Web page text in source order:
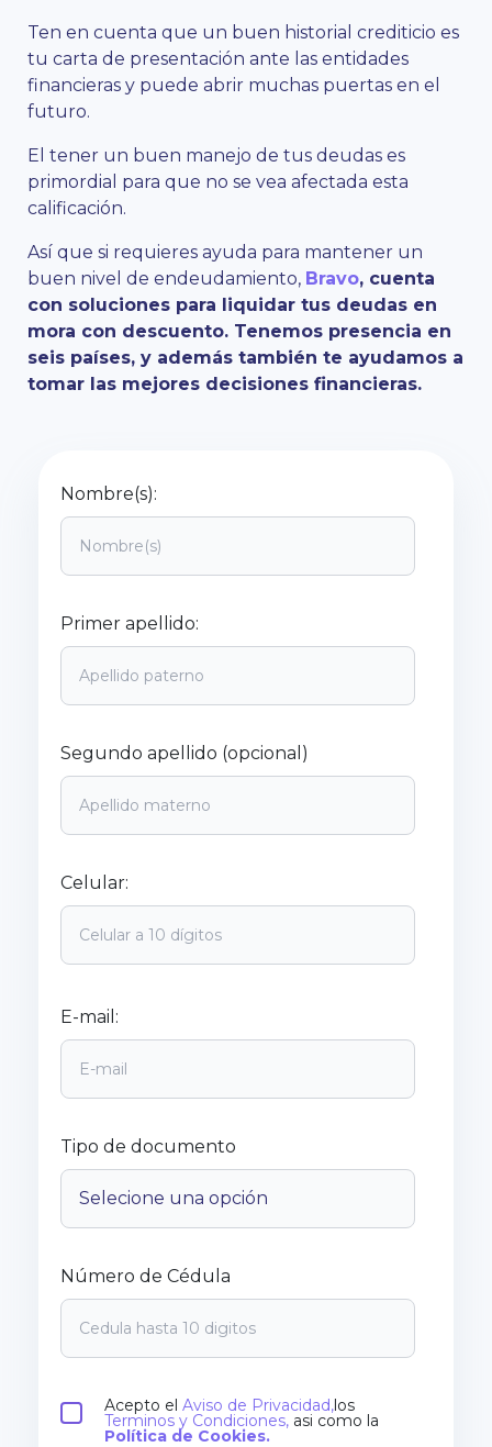
Ten en cuenta que un buen historial crediticio es
tu carta de presentación ante las entidades
financieras y puede abrir muchas puertas en el
futuro.
El tener un buen manejo de tus deudas es
primordial para que no se vea afectada esta
calificación.
Así que si requieres ayuda para mantener un
buen nivel de endeudamiento, Bravo, cuenta
con soluciones para liquidar tus deudas en
mora con descuento. Tenemos presencia en
seis países, y además también te ayudamos a
tomar las mejores decisiones financieras.
Nombre(s):
Primer apellido:
Segundo apellido (opcional)
Celular:
E-mail:
Tipo de documento
Número de Cédula
Acepto el Aviso de Privacidad,los
Terminos y Condiciones, asi como la
Política de Cookies.